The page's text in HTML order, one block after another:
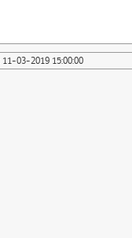
11-03-2019 15:00:00